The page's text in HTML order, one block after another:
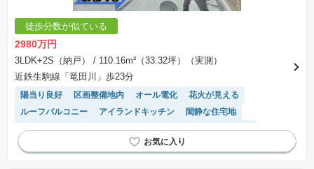
徒歩分数が似ている
2980万円
3LDK+2S（納戸）
/ 110.16m²（33.32坪）（実測）
近鉄生駒線「竜田川」歩23分
陽当り良好 区画整備地内 オール電化
花火が見える
ルーフバルコニー
アイランドキッチン
閑静な住宅地
フラット35適合
全室南向き 山が見える 平坦地
WIC
浴室乾燥機
対面キッチン